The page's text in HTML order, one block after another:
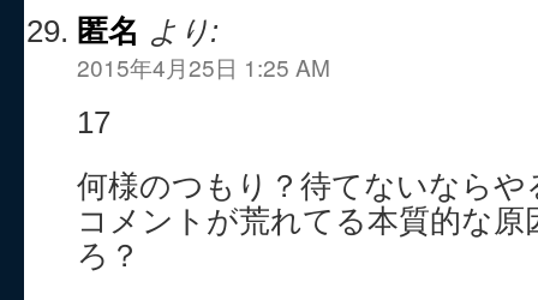
匿名 より:
2015年4月25日 1:25 AM
17
何様のつもり？待てないならや
コメントが荒れてる本質的な
ろ？